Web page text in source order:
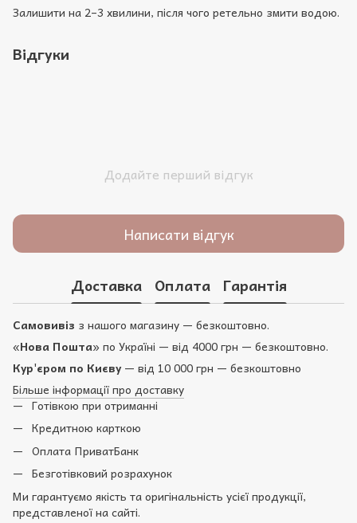
Залишити на 2–3 хвилини, після чого ретельно змити водою.
Відгуки
Додайте перший відгук
Написати відгук
Доставка Оплата Гарантія
Самовивіз з нашого магазину — безкоштовно.
«Нова Пошта» по Україні — від 4000 грн — безкоштовно.
Кур'єром по Києву — від 10 000 грн — безкоштовно
Більше інформації про доставку
Готівкою при отриманні
Кредитною карткою
Оплата ПриватБанк
Безготівковий розрахунок
Ми гарантуємо якість та оригінальність усієї продукції,
представленої на сайті.